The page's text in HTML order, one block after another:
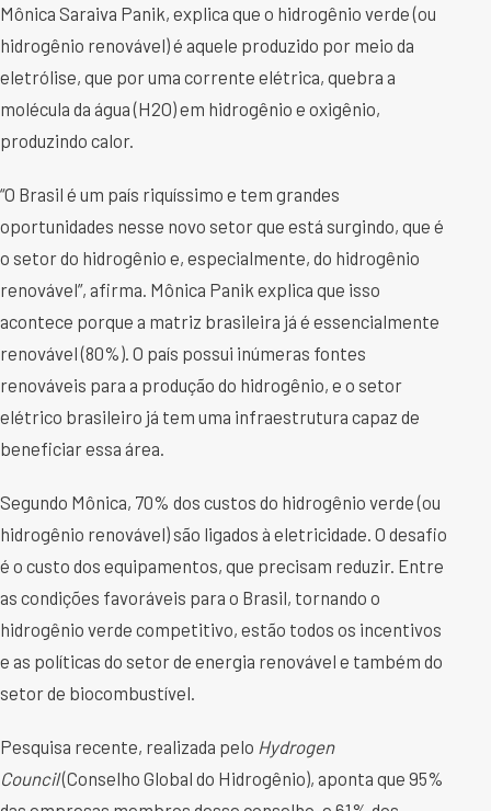
Mônica Saraiva Panik, explica que o hidrogênio verde (ou
hidrogênio renovável) é aquele produzido por meio da
eletrólise, que por uma corrente elétrica, quebra a
molécula da água (H2O) em hidrogênio e oxigênio,
produzindo calor.
“O Brasil é um país riquíssimo e tem grandes
oportunidades nesse novo setor que está surgindo, que é
o setor do hidrogênio e, especialmente, do hidrogênio
renovável”, afirma. Mônica Panik explica que isso
acontece porque a matriz brasileira já é essencialmente
renovável (80%). O país possui inúmeras fontes
renováveis para a produção do hidrogênio, e o setor
elétrico brasileiro já tem uma infraestrutura capaz de
beneficiar essa área.
Segundo Mônica, 70% dos custos do hidrogênio verde (ou
hidrogênio renovável) são ligados à eletricidade. O desafio
é o custo dos equipamentos, que precisam reduzir. Entre
as condições favoráveis para o Brasil, tornando o
hidrogênio verde competitivo, estão todos os incentivos
e as políticas do setor de energia renovável e também do
setor de biocombustível.
Pesquisa recente, realizada pelo Hydrogen
Council(Conselho Global do Hidrogênio), aponta que 95%